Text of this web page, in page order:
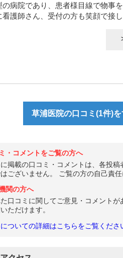
の病院であり、患者様目線で物事
護師さん、受付の方も笑顔で接し
草浦医院の口コミ(1件)
・コメントをご覧の方へ
掲載の口コミ・コメントは、各投
ございません。 ご覧の方の自己責任
関の方へ
口コミに関してご意見・コメント
ただけます。
ついての詳細はこちらをご覧くださ